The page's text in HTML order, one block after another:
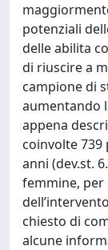
potenziali
delle abilita
di riuscire a
campione di
aumentando
appena
coinvolte 739
anni (dev.st.
femmine, per
chiesto di
alcune